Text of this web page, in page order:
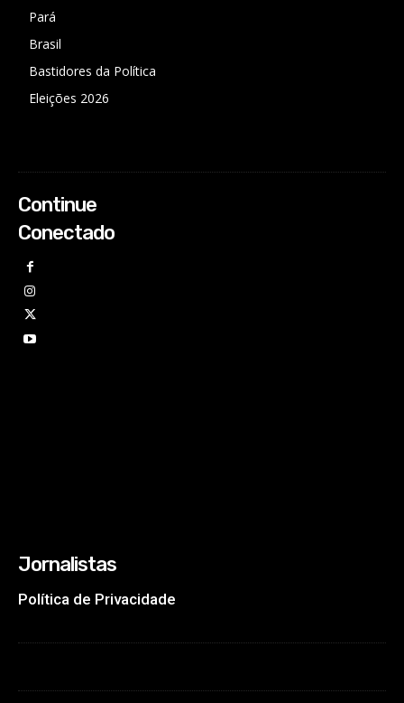
Pará
Brasil
Bastidores da Política
Eleições 2026
Continue
Conectado
Jornalistas
Política de Privacidade